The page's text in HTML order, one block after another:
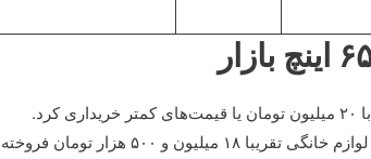
ارزان‌ترین تلویزیون‌های ۶۵ اینچ بازار را می‌شود با ۲۰ میلیون تومان یا قیمت‌های کمتر خریداری کرد.
تلویزیون شیائومی مدل 5ASP در فروشگاه‌های لوازم خانگی تقریبا ۱۸ میلیون و ۵۰۰ هزار تومان فروخته